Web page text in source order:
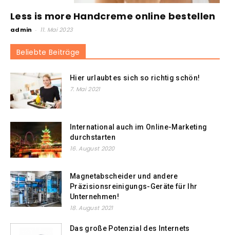
Less is more Handcreme online bestellen
admin - 11. Mai 2023
Beliebte Beiträge
Hier urlaubt es sich so richtig schön!
7. Mai 2021
International auch im Online-Marketing
durchstarten
16. August 2020
Magnetabscheider und andere
Präzisionsreinigungs-Geräte für Ihr
Unternehmen!
18. August 2021
Das große Potenzial des Internets